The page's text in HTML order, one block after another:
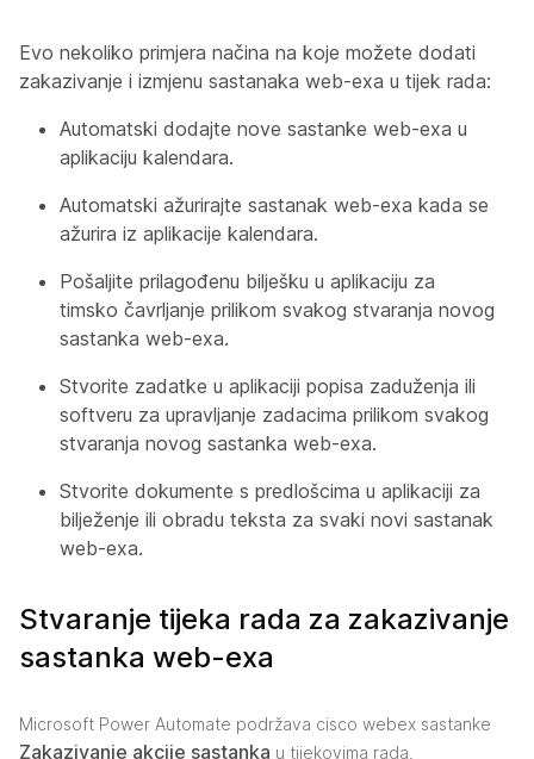
Evo nekoliko primjera načina na koje možete dodati
zakazivanje i izmjenu sastanaka web-exa u tijek rada:
Automatski dodajte nove sastanke web-exa u
aplikaciju kalendara.
Automatski ažurirajte sastanak web-exa kada se
ažurira iz aplikacije kalendara.
Pošaljite prilagođenu bilješku u aplikaciju za
timsko čavrljanje prilikom svakog stvaranja novog
sastanka web-exa.
Stvorite zadatke u aplikaciji popisa zaduženja ili
softveru za upravljanje zadacima prilikom svakog
stvaranja novog sastanka web-exa.
Stvorite dokumente s predlošcima u aplikaciji za
bilježenje ili obradu teksta za svaki novi sastanak
web-exa.
Stvaranje tijeka rada za zakazivanje
sastanka web-exa
Microsoft Power Automate podržava cisco webex sastanke
Zakazivanje akcije sastanka u tijekovima rada.